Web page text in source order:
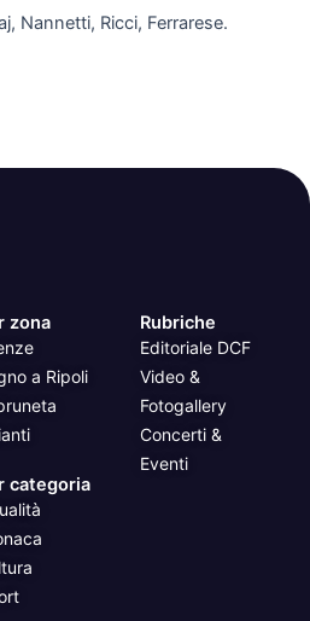
Nannetti, Ricci, Ferrarese.
zona
a Ripoli
categoria
Rubriche
Editoriale DCF
Video &
Fotogallery
Concerti &
Eventi